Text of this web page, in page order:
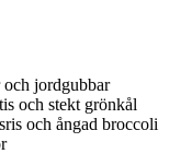
jordgubbar
och stekt grönkål
och ångad broccoli